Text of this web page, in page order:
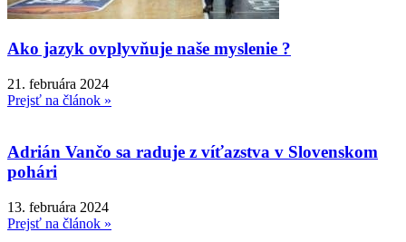
Ako jazyk ovplyvňuje naše myslenie ?
21. februára 2024
Prejsť na článok »
Adrián Vančo sa raduje z víťazstva v Slovenskom
pohári
13. februára 2024
Prejsť na článok »